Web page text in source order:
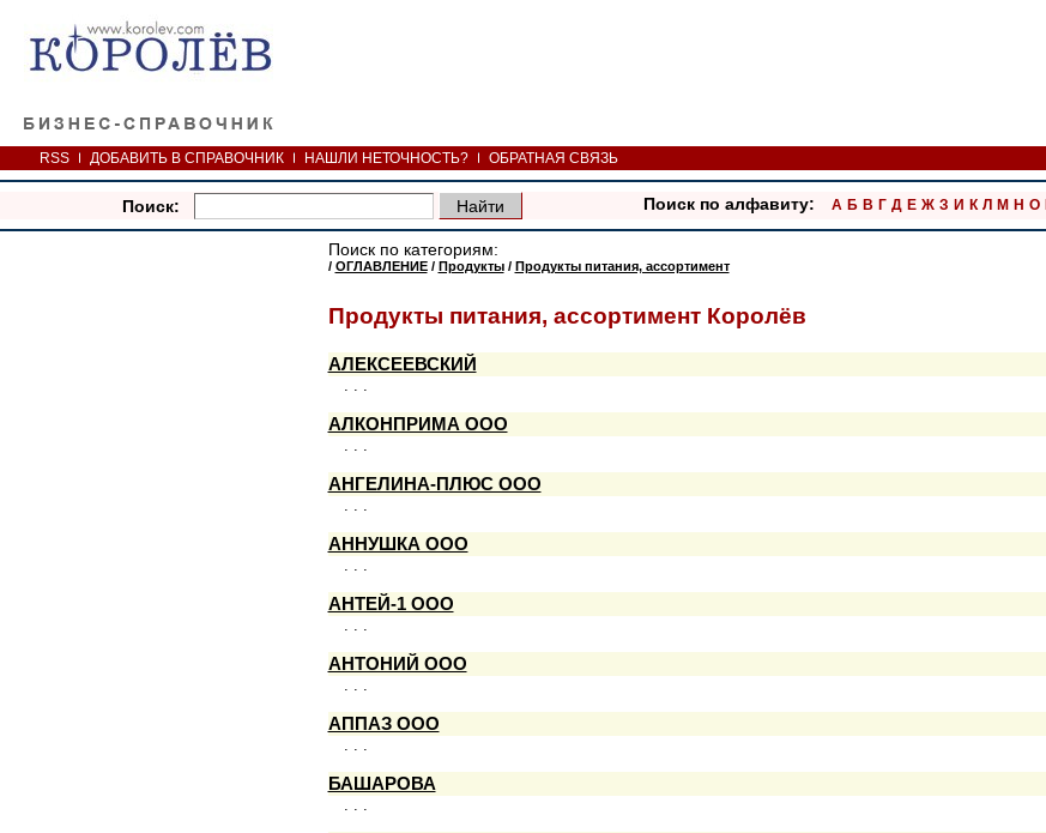
RSS ДОБАВИТЬ В СПРАВОЧНИК НАШЛИ НЕТОЧНОСТЬ? ОБРАТНАЯ СВЯЗЬ
Поиск: Поиск по алфавиту: А Б В Г Д Е Ж З И К Л М Н О
Поиск по категориям:
/ ОГЛАВЛЕНИЕ/ Продукты/ Продукты питания, ассортимент
Продукты питания, ассортимент Королёв
АЛЕКСЕЕВСКИЙ
. . .
АЛКОНПРИМА ООО
. . .
АНГЕЛИНА-ПЛЮС ООО
. . .
АННУШКА ООО
. . .
АНТЕЙ-1 ООО
. . .
АНТОНИЙ ООО
. . .
АППАЗ ООО
. . .
БАШАРОВА
. . .